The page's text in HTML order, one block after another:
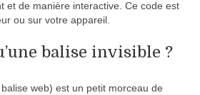
et de manière interactive. Ce code est
ou sur votre appareil.
balise invisible ?
web) est un petit morceau de